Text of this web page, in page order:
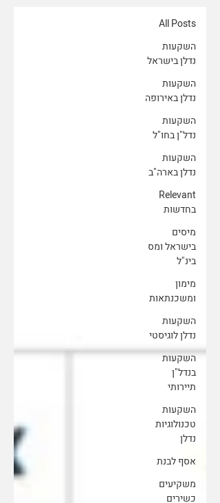
All Posts
השקעות
נדלן בישראל
השקעות
נדלן באירופה
השקעות
נדל"ן בחו"ל
השקעות
נדלן בארה"ב
Relevant
בחדשות
מיסים
בישראל ומס
בינ"ל
מימון
ומשכנתאות
השקעות
נדלן לוגיסטי
השקעות
בנדל"ן
תיירותי
השקעות
טכנולוגיות
נדלן
אסף לבנת
משקיעים
כשירים